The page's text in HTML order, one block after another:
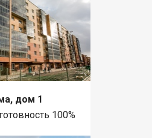
дом 1
100%